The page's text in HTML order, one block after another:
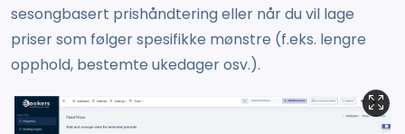
sesongbasert prishåndtering eller når du vil lage
priser som følger spesifikke mønstre (f.eks. lengre
opphold, bestemte ukedager osv.).